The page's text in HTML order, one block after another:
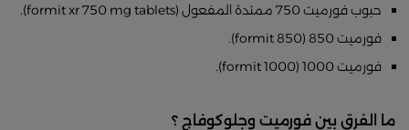
حبوب فورميت 750 ممتدة المفعول (formit xr 750 mg tablets).
فورميت 850 (formit 850).
فورميت 1000 (formit 1000).
ما الفرق بين فورميت وجلوكوفاج ؟